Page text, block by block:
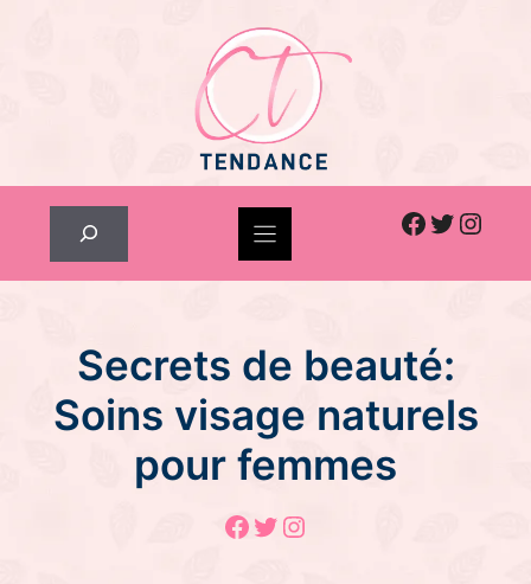
Facebook
Twitter
Secrets de beauté:
Soins visage naturels
pour femmes
Facebook
Twitter
Instagram